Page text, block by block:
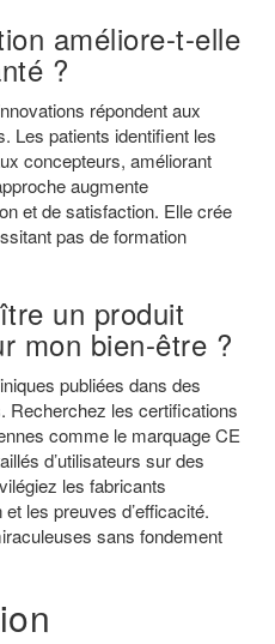
améliore-t-elle
?
répondent aux
Les patients identifient les
concepteurs, améliorant
augmente
et de satisfaction. Elle crée
pas de formation
un produit
mon bien-être ?
publiées dans des
Recherchez les certifications
comme le marquage CE
d’utilisateurs sur des
les fabricants
les preuves d’efficacité.
sans fondement